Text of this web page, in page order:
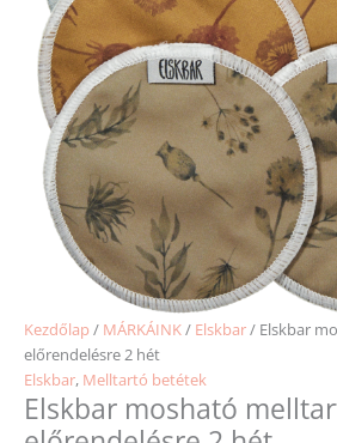
Kezdőlap / MÁRKÁINK/ Elskbar/ Elskbar
előrendelésre 2 hét
Elskbar, Melltartó betétek
Elskbar mosható